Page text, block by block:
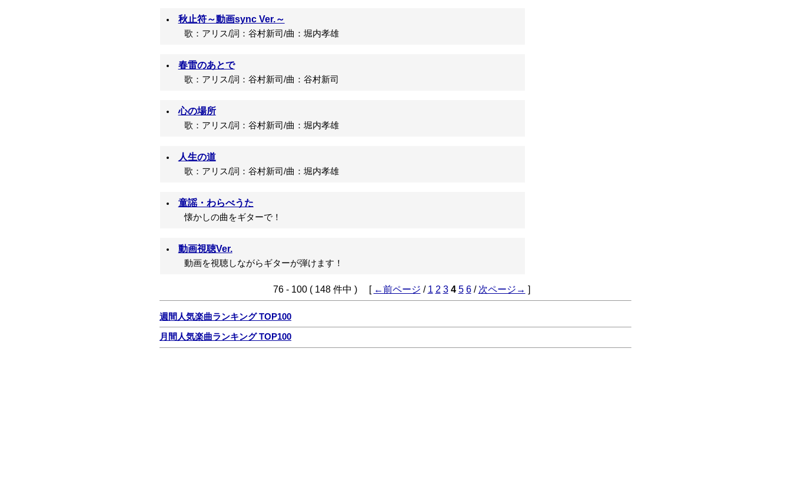
秋止符～動画sync Ver.～
歌：アリス/詞：谷村新司/曲：堀内孝雄
春雷のあとで
歌：アリス/詞：谷村新司/曲：谷村新司
心の場所
歌：アリス/詞：谷村新司/曲：堀内孝雄
人生の道
歌：アリス/詞：谷村新司/曲：堀内孝雄
童謡・わらべうた
懐かしの曲をギターで！
動画視聴Ver.
動画を視聴しながらギターが弾けます！
76 - 100 ( 148 件中 ) [ ←前ページ / 1 2 3 4 5 6/ 次ページ→ ]
週間人気楽曲ランキング TOP100
月間人気楽曲ランキング TOP100